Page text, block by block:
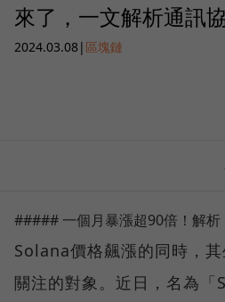
來了，一文解析通訊
2024.03.08| 區塊鏈
##### 一個月暴漲超90倍！解
Solana價格飆漲的同時，
關注的對象。近日，名為